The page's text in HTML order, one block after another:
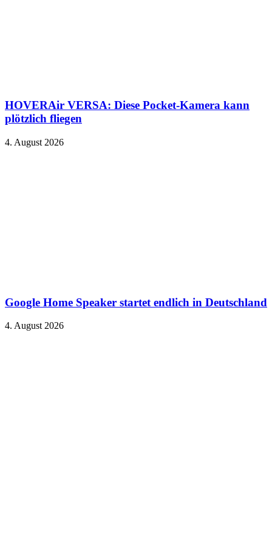
HOVERAir VERSA: Diese Pocket-Kamera kann
plötzlich fliegen
4. August 2026
Google Home Speaker startet endlich in Deutschland
4. August 2026